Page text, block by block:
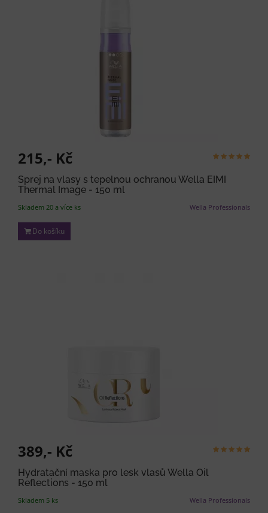
215,- Kč
Sprej na vlasy s tepelnou ochranou Wella EIMI
Thermal Image - 150 ml
Wella Professionals
Skladem 20 a více ks
Do košíku
389,- Kč
Hydratační maska pro lesk vlasů Wella Oil
Reflections - 150 ml
Wella Professionals
Skladem 5 ks